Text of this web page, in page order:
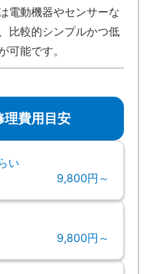
電動機器やセンサーな
比較的シンプルかつ低
可能です。
理費用目安
い
9,800円～
9,800円～